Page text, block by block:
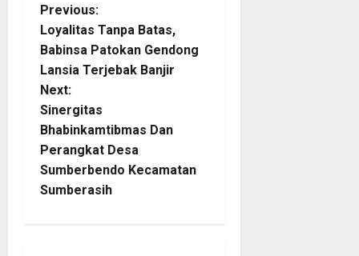
P
o
s
t
n
a
Previous:
Loyalitas Tanpa Batas,
Babinsa Patokan Gendong
Lansia Terjebak Banjir
Next:
Sinergitas
Bhabinkamtibmas Dan
Perangkat Desa
Sumberbendo Kecamatan
Sumberasih